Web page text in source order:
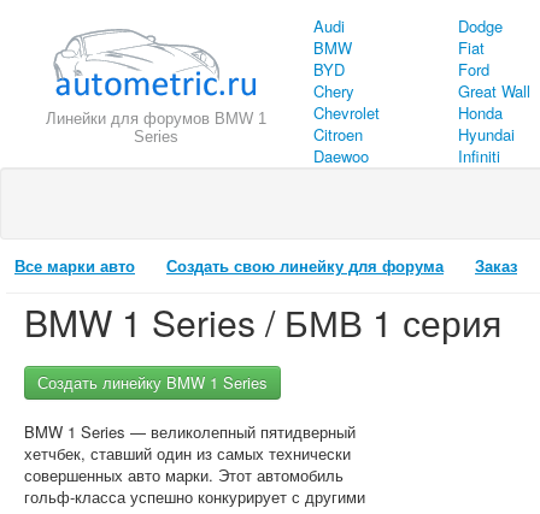
Линейки для форумов BMW 1
Series
Audi
BMW
BYD
Chery
Chevrolet
Citroen
Daewoo
Dodge
Fiat
Ford
Great Wall
Honda
Hyundai
Infiniti
Все марки авто Создать свою линейку для форума Заказ
BMW 1 Series / БМВ 1 серия
Создать линейку BMW 1 Series
BMW 1 Series — великолепный пятидверный
хетчбек, ставший один из самых технически
совершенных авто марки. Этот автомобиль
гольф-класса успешно конкурирует с другими